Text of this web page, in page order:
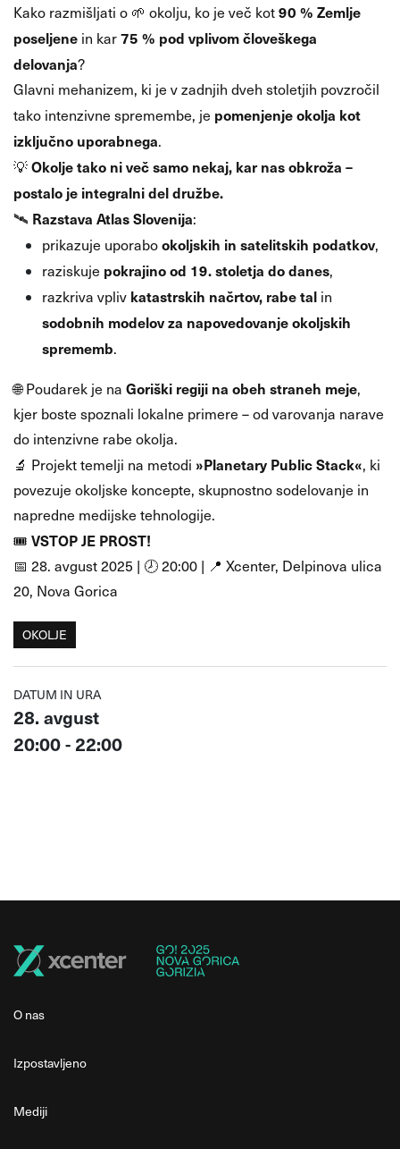
Kako razmišljati o 🌱 okolju, ko je več kot90 % Zemlje
poseljene in kar75 % pod vplivom človeškega
delovanja?
Glavni mehanizem, ki je v zadnjih dveh stoletjih povzročil
tako intenzivne spremembe, je pomenjenje okolja kot
izključno uporabnega.
💡Okolje tako ni več samo nekaj, kar nas obkroža –
postalo je integralni del družbe.
🛰 Razstava Atlas Slovenija:
prikazuje uporabookoljskih in satelitskih podatkov,
raziskuje pokrajino od 19. stoletja do danes,
razkriva vpliv katastrskih načrtov, rabe tal in
sodobnih modelov za napovedovanje okoljskih
sprememb.
🌐 Poudarek je na Goriški regiji na obeh straneh meje,
kjer boste spoznali lokalne primere – od varovanja narave
do intenzivne rabe okolja.
🔬 Projekt temelji na metodi »Planetary Public Stack«, ki
povezuje okoljske koncepte, skupnostno sodelovanje in
napredne medijske tehnologije.
🎟 VSTOP JE PROST!
📅 28. avgust 2025 | 🕗 20:00 | 📍 Xcenter, Delpinova ulica
20, Nova Gorica
OKOLJE
DATUM IN URA
28. avgust
20:00 - 22:00
O nas
Izpostavljeno
Mediji